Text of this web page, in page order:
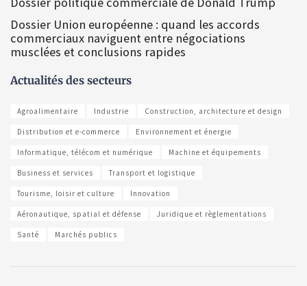
Dossier Union européenne : quand les accords
commerciaux naviguent entre négociations
musclées et conclusions rapides
Actualités des secteurs
Agroalimentaire Industrie Construction, architecture et design
Distribution et e-commerce Environnement et énergie
Informatique, télécom et numérique Machine et équipements
Business et services Transport et logistique
Tourisme, loisir et culture Innovation
Aéronautique, spatial et défense Juridique et règlementations
Santé Marchés publics